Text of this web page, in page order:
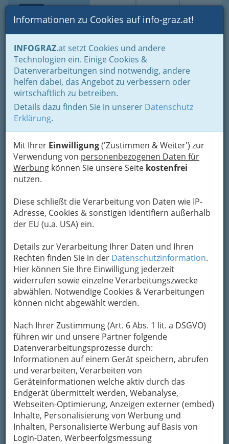
Suche Login Toggle
Informationen zu Cookies auf info-graz.at!
INFOGRAZ.at setzt Cookies und andere
Technologien ein. Einige Cookies &
Datenverarbeitungen sind notwendig, andere
helfen dabei, das Angebot zu verbessern oder
wirtschaftlich zu betreiben.
Details dazu finden Sie in unserer Datenschutz
Erklärung.
Mit Ihrer Einwilligung('Zustimmen & Weiter') zur
Verwendung von personenbezogenen Daten für
Werbung können Sie unsere Seite kostenfrei
nutzen.
Diese schließt die Verarbeitung von Daten wie IP-
Adresse, Cookies & sonstigen Identifiern außerhalb
der EU (u.a. USA) ein.
Details zur Verarbeitung Ihrer Daten und Ihren
Rechten finden Sie in der Datenschutzinformation.
Hier können Sie Ihre Einwilligung jederzeit
widerrufen sowie einzelne Verarbeitungszwecke
abwählen. Notwendige Cookies & Verarbeitungen
können nicht abgewählt werden.
Nach Ihrer Zustimmung (Art. 6 Abs. 1 lit. a DSGVO)
führen wir und unsere Partner folgende
Datenverarbeitungsprozesse durch:
Informationen auf einem Gerät speichern, abrufen
und verarbeiten, Verarbeiten von
Geräteinformationen welche aktiv durch das
Endgerät übermittelt werden, Webanalyse,
Webseiten-Optimierung, Anzeigen externer (embed)
Inhalte, Personalisierung von Werbung und
Inhalten, Personalisierte Werbung auf Basis von
Login-Daten, Werbeerfolgsmessung
Home Branchen
Einkaufen & Schenken - der Handel
Der Handel nach WKO-Gliederung
Radio- & Elektrohandel
Handel mit Elektroinstallationsmaterial
Han Anlagenbau Ges.m.b.H.
Exerzierplatzstraße 85, 8051 Graz-Gösting
+43 316 686 550-0
+43 316 686 550-13
Karte
Adresse mit Google Maps anschauen
Kontaktaufnahme
Um die Info-Graz Firmenvor Spam-Mails zu
bewahren, verwenden wir an dieser Stelle zur
Übermittlung Ihrer Nachricht ein sicheres
Formular. Ihre Nachricht wird nach dem
Absenden umgehend per Mail an das
Unternehmen Han Anlagenbau Ges.m.b.H.
weitergeleitet.
Mein Name
Meine Email Adresse
Mein Betreff